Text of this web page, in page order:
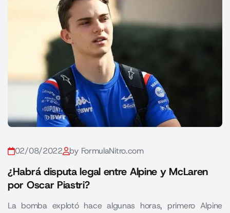
02/08/2022 by FormulaNitro.com
¿Habrá disputa legal entre Alpine y McLaren
por Oscar Piastri?
La bomba explotó hace algunas horas, primero Alpine